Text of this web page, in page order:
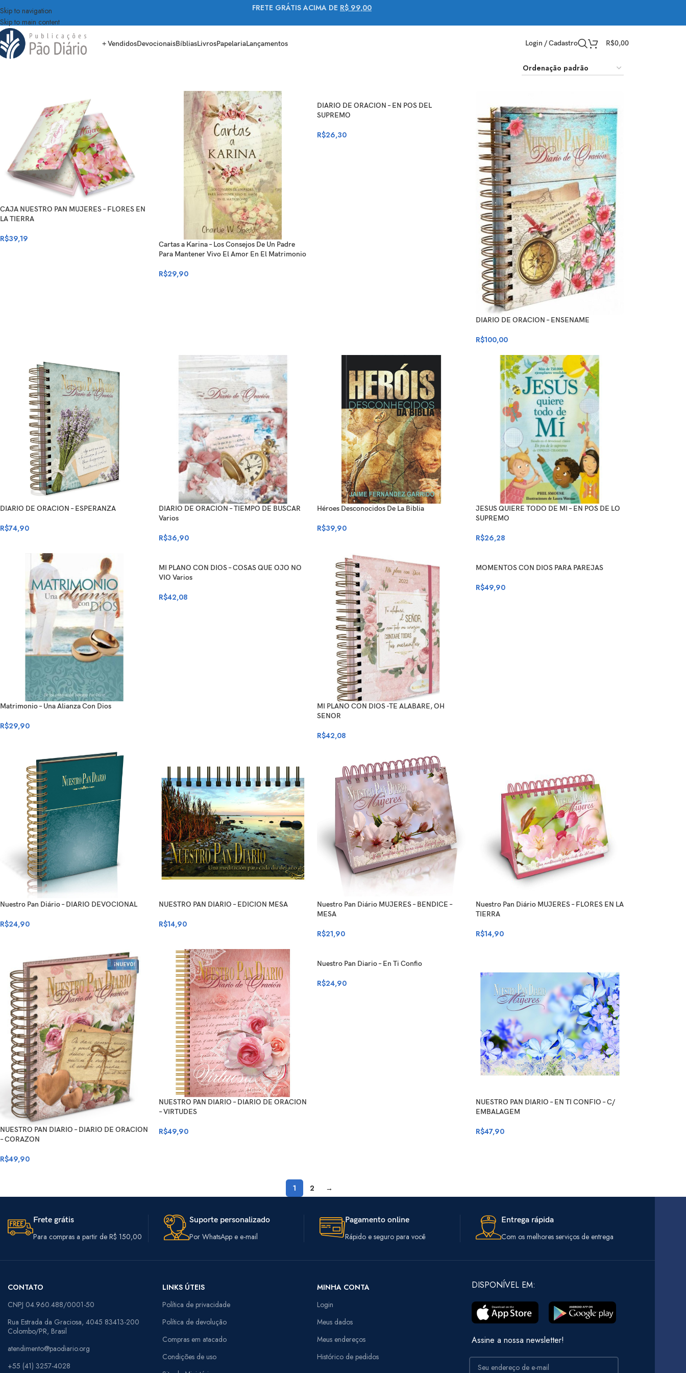
Skip to navigation
Skip to main content
FRETE GRÁTIS ACIMA DE R$ 99,00
+ VendidosDevocionaisBíbliasLivrosPapelariaLançamentos Login / Cadastro R$0,00
CAJA NUESTRO PAN MUJERES – FLORES EN
LA TIERRA
R$39,19
Cartas a Karina – Los Consejos De Un Padre
Para Mantener Vivo El Amor En El Matrimonio
R$29,90
DIARIO DE ORACION – EN POS DEL
SUPREMO
R$26,30
DIARIO DE ORACION – ENSENAME
R$100,00
DIARIO DE ORACION – ESPERANZA
R$74,90
DIARIO DE ORACION – TIEMPO DE BUSCAR
Varios
R$36,90
Héroes Desconocidos De La Biblia
R$39,90
JESUS QUIERE TODO DE MI – EN POS DE LO
SUPREMO
R$26,28
Matrimonio – Una Alianza Con Dios
R$29,90
MI PLANO CON DIOS – COSAS QUE OJO NO
VIO Varios
R$42,08
MI PLANO CON DIOS -TE ALABARE, OH
SENOR
R$42,08
MOMENTOS CON DIOS PARA PAREJAS
R$49,90
Nuestro Pan Diário – DIARIO DEVOCIONAL
R$24,90
NUESTRO PAN DIARIO – EDICION MESA
R$14,90
Nuestro Pan Diário MUJERES – BENDICE –
MESA
R$21,90
Nuestro Pan Diário MUJERES – FLORES EN LA
TIERRA
R$14,90
NUESTRO PAN DIARIO – DIARIO DE ORACION
– CORAZON
R$49,90
NUESTRO PAN DIARIO – DIARIO DE ORACION
– VIRTUDES
R$49,90
Nuestro Pan Diario – En Ti Confio
R$24,90
NUESTRO PAN DIARIO – EN TI CONFIO – C/
EMBALAGEM
R$47,90
1 2 →
Frete grátis
Para compras a partir de R$ 150,00
Suporte personalizado
Por WhatsApp e e-mail
Pagamento online
Rápido e seguro para você
Entrega rápida
Com os melhores serviços de entrega
CONTATO
CNPJ 04.960.488/0001-50
Rua Estrada da Graciosa, 4045 83413-200
Colombo/PR, Brasil
atendimento@paodiario.org
+55 (41) 3257-4028
LINKS ÚTEIS
Política de privacidade
Política de devolução
Compras em atacado
Condições de uso
MINHA CONTA
Login
Meus dados
Meus endereços
Histórico de pedidos
DISPONÍVEL EM:
Assine a nossa newsletter!